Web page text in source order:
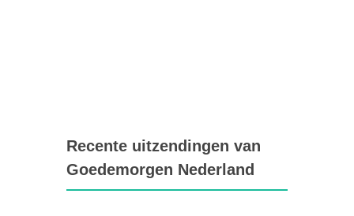
Recente uitzendingen van
Goedemorgen Nederland